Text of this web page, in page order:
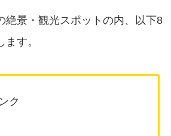
絶景・観光スポットの内、以下8
す。
ク